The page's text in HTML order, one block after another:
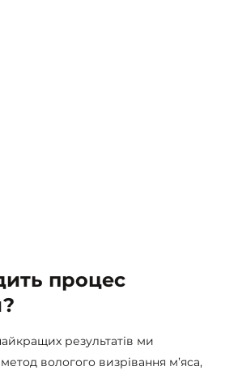
процес
результатів ми
вологого визрівання м’яса,